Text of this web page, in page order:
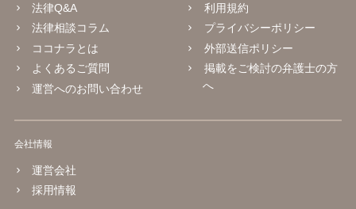
法律Q&A
法律相談コラム
ココナラとは
よくあるご質問
運営へのお問い合わせ
利用規約
プライバシーポリシー
外部送信ポリシー
掲載をご検討の弁護士の方
へ
会社情報
運営会社
採用情報